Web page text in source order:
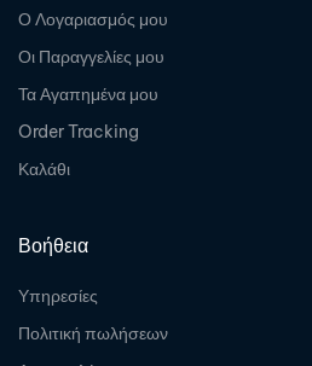
Ο Λογαριασμός μου
Οι Παραγγελίες μου
Τα Αγαπημένα μου
Order Tracking
Καλάθι
Βοήθεια
Υπηρεσίες
Πολιτική πωλήσεων